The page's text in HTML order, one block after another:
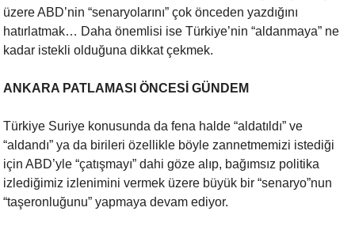
üzere ABD’nin “senaryolarını” çok önceden yazdığını
hatırlatmak… Daha önemlisi ise Türkiye’nin “aldanmaya” ne
kadar istekli olduğuna dikkat çekmek.
ANKARA PATLAMASI ÖNCESİ GÜNDEM
Türkiye Suriye konusunda da fena halde “aldatıldı” ve
“aldandı” ya da birileri özellikle böyle zannetmemizi istediği
için ABD’yle “çatışmayı” dahi göze alıp, bağımsız politika
izlediğimiz izlenimini vermek üzere büyük bir “senaryo”nun
“taşeronluğunu” yapmaya devam ediyor.